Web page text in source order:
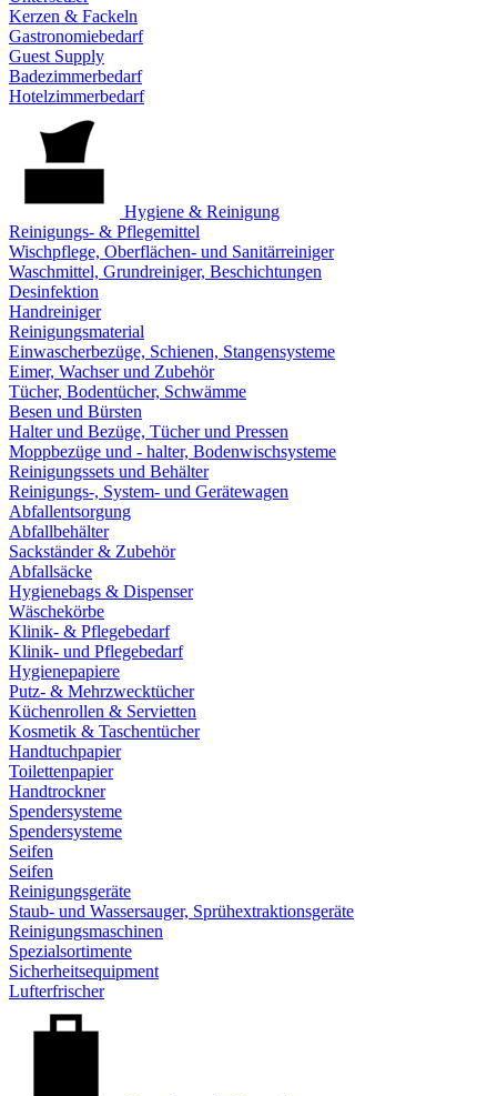
Kerzen & Fackeln
Gastronomiebedarf
Guest Supply
Badezimmerbedarf
Hotelzimmerbedarf
Hygiene & Reinigung
Reinigungs- & Pflegemittel
Wischpflege, Oberflächen- und Sanitärreiniger
Waschmittel, Grundreiniger, Beschichtungen
Desinfektion
Handreiniger
Reinigungsmaterial
Einwascherbezüge, Schienen, Stangensysteme
Eimer, Wachser und Zubehör
Tücher, Bodentücher, Schwämme
Besen und Bürsten
Halter und Bezüge, Tücher und Pressen
Moppbezüge und - halter, Bodenwischsysteme
Reinigungssets und Behälter
Reinigungs-, System- und Gerätewagen
Abfallentsorgung
Abfallbehälter
Sackständer & Zubehör
Abfallsäcke
Hygienebags & Dispenser
Wäschekörbe
Klinik- & Pflegebedarf
Klinik- und Pflegebedarf
Hygienepapiere
Putz- & Mehrzwecktücher
Küchenrollen & Servietten
Kosmetik & Taschentücher
Handtuchpapier
Toilettenpapier
Handtrockner
Spendersysteme
Spendersysteme
Seifen
Seifen
Reinigungsgeräte
Staub- und Wassersauger, Sprühextraktionsgeräte
Reinigungsmaschinen
Spezialsortimente
Sicherheitsequipment
Lufterfrischer